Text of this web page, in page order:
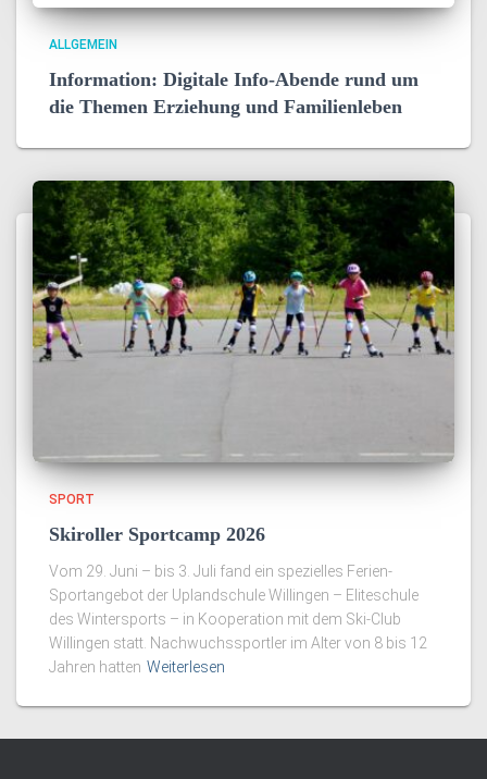
ALLGEMEIN
Information: Digitale Info-Abende rund um
die Themen Erziehung und Familienleben
SPORT
Skiroller Sportcamp 2026
Vom 29. Juni – bis 3. Juli fand ein spezielles Ferien-
Sportangebot der Uplandschule Willingen – Eliteschule
des Wintersports – in Kooperation mit dem Ski-Club
Willingen statt. Nachwuchssportler im Alter von 8 bis 12
Jahren hatten Weiterlesen